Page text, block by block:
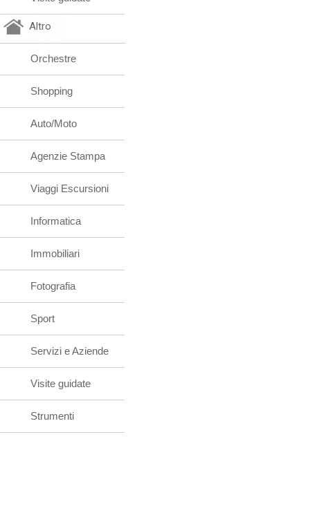
Altro
Orchestre
Shopping
Auto/Moto
Agenzie Stampa
Viaggi Escursioni
Informatica
Immobiliari
Fotografia
Sport
Servizi e Aziende
Visite guidate
Strumenti